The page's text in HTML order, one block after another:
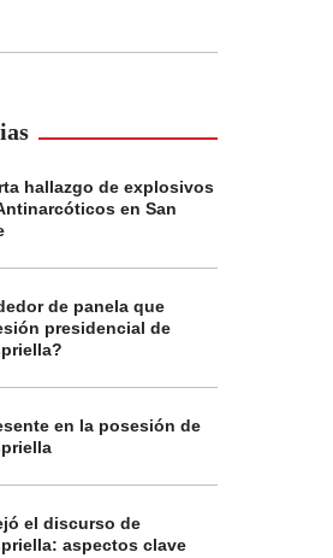
hallazgo de explosivos
en San
de panela que
presidencial de
en la posesión de
el discurso de
aspectos clave